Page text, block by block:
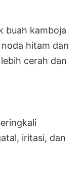
buah kamboja
hitam dan
cerah dan
iritasi, dan